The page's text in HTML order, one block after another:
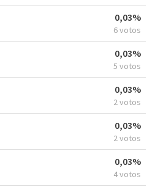
0,03%
6 votos
0,03%
5 votos
0,03%
2 votos
0,03%
2 votos
0,03%
4 votos